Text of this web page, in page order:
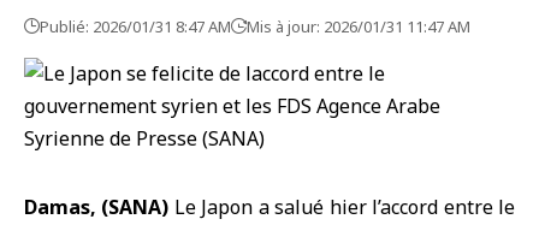
Publié: 2026/01/31 8:47 AM Mis à jour: 2026/01/31 11:47 AM
Damas, (SANA) Le Japon a salué hier l’accord entre le